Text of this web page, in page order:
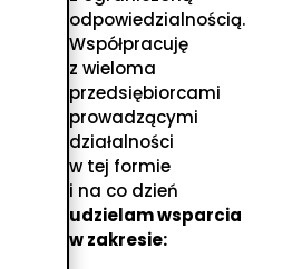
odpowiedzialnością.
Współpracuję
z wieloma
przedsiębiorcami
prowadzącymi
działalności
w tej formie
i na co dzień
udzielam wsparcia
w zakresie: